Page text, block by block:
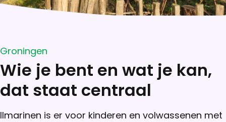
Groningen
Wie je bent en wat je kan,
dat staat centraal
Ilmarinen is er voor kinderen en volwassenen met